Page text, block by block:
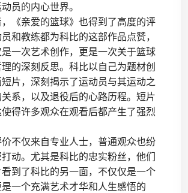
员的内心世界。
《亲爱的篮球》也得到了高度的评
和教练都为科比的这部作品点赞，
一次艺术创作，更是一次关于篮球
的深刻反思。科比以自己为题材创
片，深刻揭示了运动员与其运动之
系，以及退役后的心路历程。短片
得许多观众在观看后都产生了强烈
不仅来自专业人士，普通观众也纷
动。尤其是科比的忠实粉丝，他们
到了科比的另一面，不仅仅是一个
一个充满艺术才华和人生感悟的